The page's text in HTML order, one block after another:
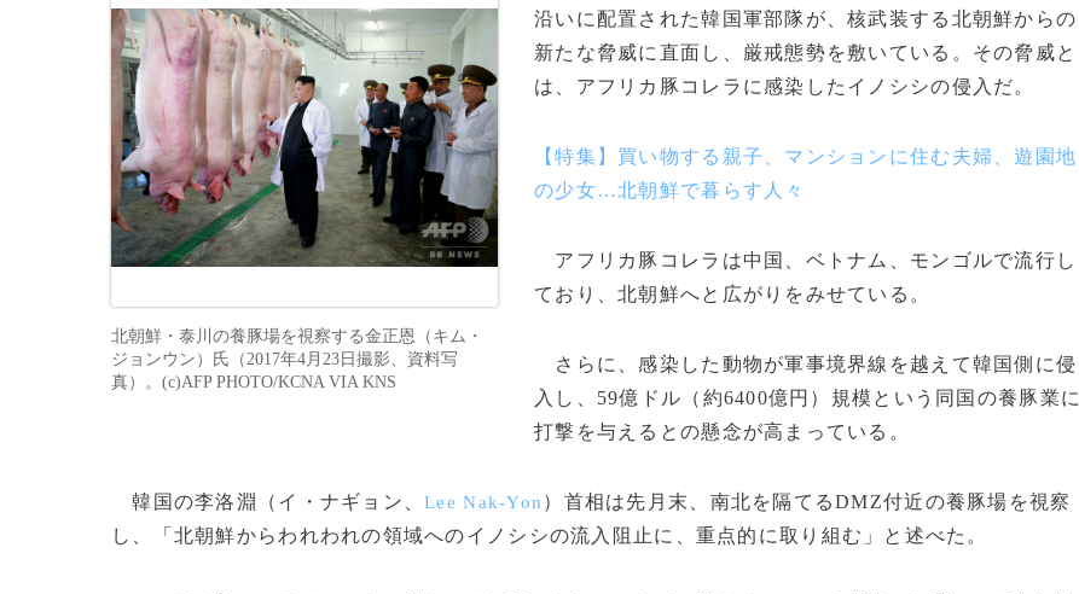
北朝鮮・泰川の養豚場を視察する金正恩（キム・
ジョンウン）氏（2017年4月23日撮影、資料写
真）。(c)AFP PHOTO/KCNA VIA KNS
沿いに配置された韓国軍部隊が、核武装する北朝鮮からの
新たな脅威に直面し、厳戒態勢を敷いている。その脅威と
は、アフリカ豚コレラに感染したイノシシの侵入だ。
【特集】買い物する親子、マンションに住む夫婦、遊園地
の少女…北朝鮮で暮らす人々
アフリカ豚コレラは中国、ベトナム、モンゴルで流行し
ており、北朝鮮へと広がりをみせている。
さらに、感染した動物が軍事境界線を越えて韓国側に侵
入し、59億ドル（約6400億円）規模という同国の養豚業に
打撃を与えるとの懸念が高まっている。
韓国の李洛淵（イ・ナギョン、Lee Nak-Yon ）首相は先月末、南北を隔てるDMZ付近の養豚場を視察
し、「北朝鮮からわれわれの領域へのイノシシの流入阻止に、重点的に取り組む」と述べた。